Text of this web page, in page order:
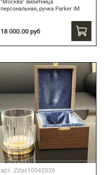
"Москва" визитница
персональная, ручка Parker IM
18 000.00 руб
арт. Zzlat10042026